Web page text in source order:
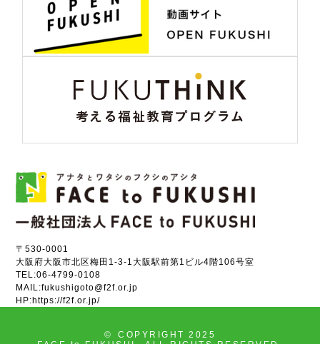
〒530-0001
大阪府大阪市北区梅田1-3-1大阪駅前第1ビル4階106号室
TEL:06-4799-0108
MAIL:fukushigoto@f2f.or.jp
HP:https://f2f.or.jp/
©
COPYRIGHT 2025